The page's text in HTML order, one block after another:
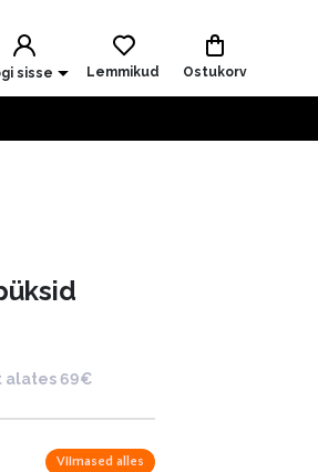
sisse Lemmikud Ostukorv
alates 69€
Viimased alles